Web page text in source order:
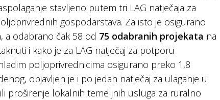
stavljeno putem tri LAG natječaja za
gospodarstava. Za isto je osigurano
a odabrano čak 58 od 75 odabranih projekata na
i kako je za LAG natječaj za potporu
poljoprivrednicima osigurano preko 1,8
objavljen je i po jedan natječaj za ulaganje u
proširenje lokalnih temeljnih usluga za ruralno